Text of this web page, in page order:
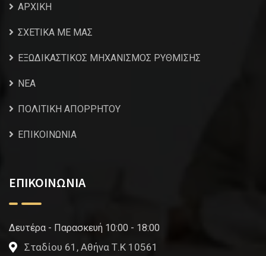
ΑΡΧΙΚΗ
ΣΧΕΤΙΚΑ ΜΕ ΜΑΣ
ΕΞΩΔΙΚΑΣΤΙΚΟΣ ΜΗΧΑΝΙΣΜΟΣ ΡΥΘΜΙΣΗΣ
NEA
ΠΟΛΙΤΙΚΗ ΑΠΟΡΡΗΤΟΥ
ΕΠΙΚΟΙΝΩΝΙΑ
ΕΠΙΚΟΙΝΩΝΙΑ
Δευτέρα - Παρασκευή 10:00 - 18:00
Σταδίου 61, Αθήνα Τ.Κ 10561